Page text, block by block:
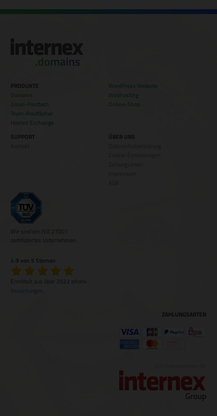
PRODUKTE
Domains
Email-Postfach
Team-Postfächer
Hosted Exchange
WordPress Website
Webhosting
Online-Shop
SUPPORT
ÜBER UNS
Wir sind ein ISO 27001
zertifiziertes Unternehmen.
4.9 von 5 Sternen
Ermittelt aus über 2922 eKomi-
Bewertungen
ZAHLUNGSARTEN